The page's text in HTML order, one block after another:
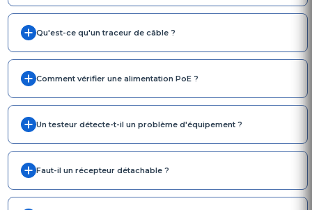
Qu'est-ce qu'un traceur de câble ?
Comment vérifier une alimentation PoE ?
Un testeur détecte-t-il un problème d'équipement ?
Faut-il un récepteur détachable ?